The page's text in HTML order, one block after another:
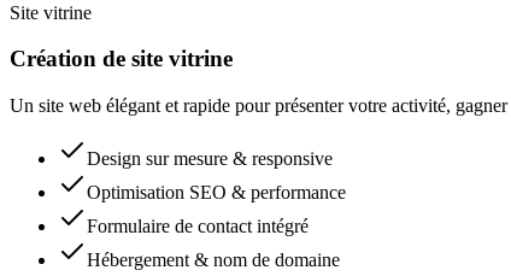
Site vitrine
Création de site vitrine
Un site web élégant et rapide pour présenter votre activité,
Design sur mesure & responsive
Optimisation SEO & performance
Formulaire de contact intégré
Hébergement & nom de domaine